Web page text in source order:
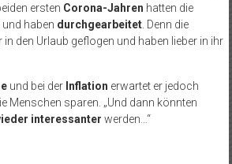
ersten Corona-Jahren hatten die
und haben durchgearbeitet. Denn die
den Urlaub geflogen und haben lieber in ihr
und bei der Inflation erwartet er jedoch
Menschen sparen. „Und dann könnten
interessanter werden…“